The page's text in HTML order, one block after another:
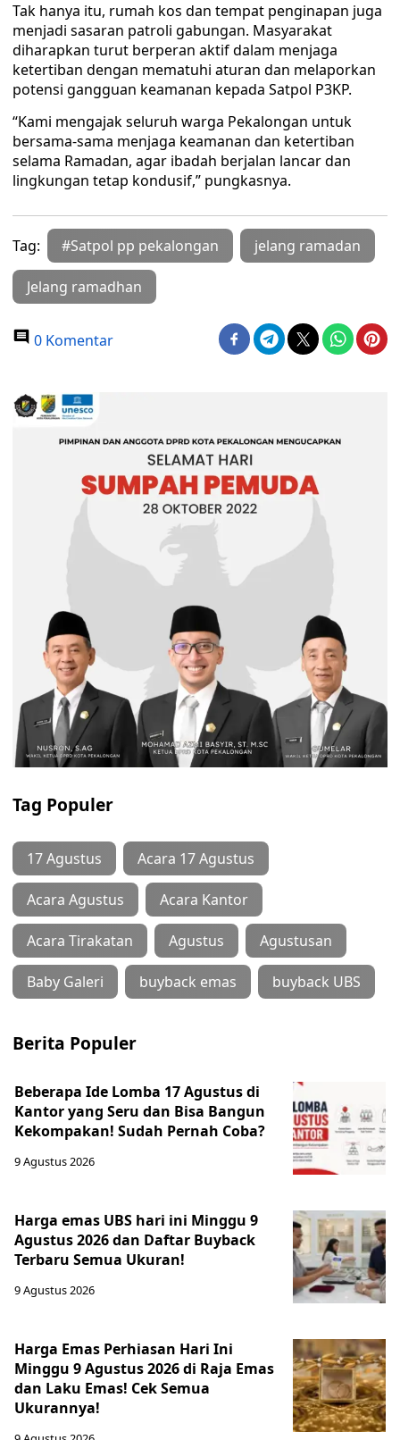
Tak hanya itu, rumah kos dan tempat penginapan juga
menjadi sasaran patroli gabungan. Masyarakat
diharapkan turut berperan aktif dalam menjaga
ketertiban dengan mematuhi aturan dan melaporkan
potensi gangguan keamanan kepada Satpol P3KP.
“Kami mengajak seluruh warga Pekalongan untuk
bersama-sama menjaga keamanan dan ketertiban
selama Ramadan, agar ibadah berjalan lancar dan
lingkungan tetap kondusif,” pungkasnya.
Tag: #Satpol pp pekalongan jelang ramadan
Jelang ramadhan
0 Komentar
Tag Populer
17 Agustus Acara 17 Agustus
Acara Agustus Acara Kantor
Acara Tirakatan Agustus Agustusan
Baby Galeri buyback emas buyback UBS
Berita Populer
Beberapa Ide Lomba 17 Agustus di
Kantor yang Seru dan Bisa Bangun
Kekompakan! Sudah Pernah Coba?
9 Agustus 2026
Harga emas UBS hari ini Minggu 9
Agustus 2026 dan Daftar Buyback
Terbaru Semua Ukuran!
9 Agustus 2026
Harga Emas Perhiasan Hari Ini
Minggu 9 Agustus 2026 di Raja Emas
dan Laku Emas! Cek Semua
Ukurannya!